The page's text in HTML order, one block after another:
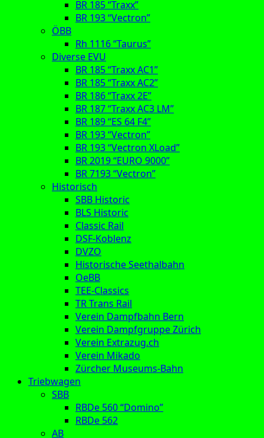
BR 185 “Traxx”
BR 193 “Vectron”
ÖBB
Rh 1116 “Taurus”
Diverse EVU
BR 185 “Traxx AC1”
BR 185 “Traxx AC2”
BR 186 “Traxx 2E”
BR 187 “Traxx AC3 LM”
BR 189 “ES 64 F4”
BR 193 “Vectron”
BR 193 “Vectron XLoad”
BR 2019 “EURO 9000”
BR 7193 “Vectron”
Historisch
SBB Historic
BLS Historic
Classic Rail
DSF-Koblenz
DVZO
Historische Seethalbahn
OeBB
TEE-Classics
TR Trans Rail
Verein Dampfbahn Bern
Verein Dampfgruppe Zürich
Verein Extrazug.ch
Verein Mikado
Zürcher Museums-Bahn
Triebwagen
SBB
RBDe 560 “Domino”
RBDe 562
AB